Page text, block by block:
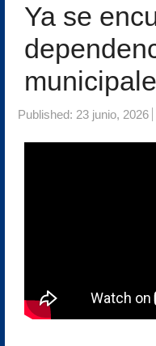
Ya se
Published: 23 junio, 2026